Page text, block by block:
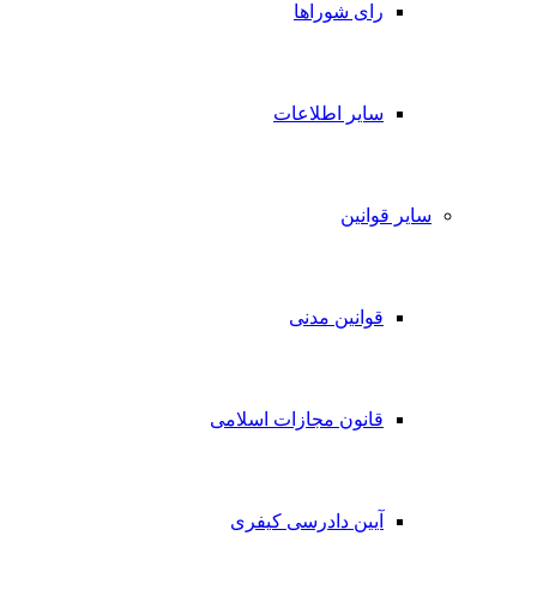
رای شوراها
سایر اطلاعات
سایر قوانین
قوانین مدنی
قانون مجازات اسلامی
آیین دادرسی کیفری